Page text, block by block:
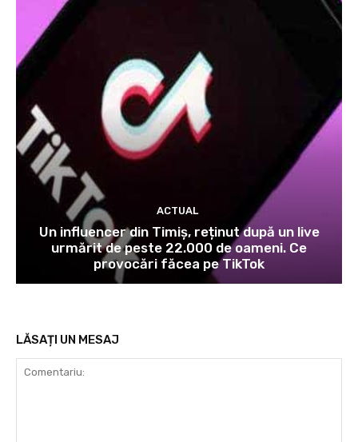
ACTUAL
Un influencer din Timiș, reținut după un live
urmărit de peste 22.000 de oameni. Ce
provocări făcea pe TikTok
LĂSAȚI UN MESAJ